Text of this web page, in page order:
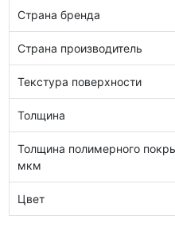
Страна бренда
Страна производитель
Текстура поверхности
Толщина
Толщина полимерного
мкм
Цвет